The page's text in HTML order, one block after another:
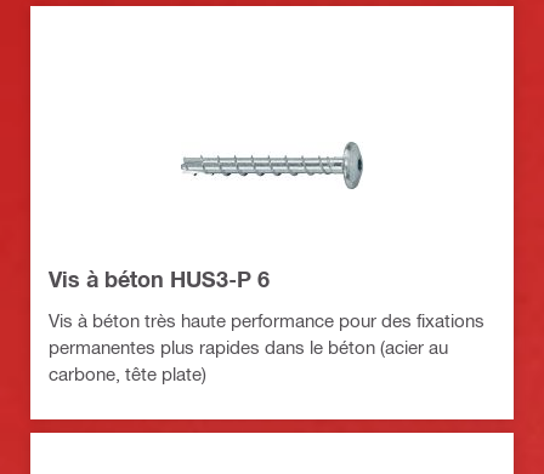
Vis à béton HUS3-P 6
Vis à béton très haute performance pour des fixations
permanentes plus rapides dans le béton (acier au
carbone, tête plate)